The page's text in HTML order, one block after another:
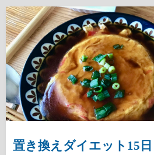
置き換えダイエット15日